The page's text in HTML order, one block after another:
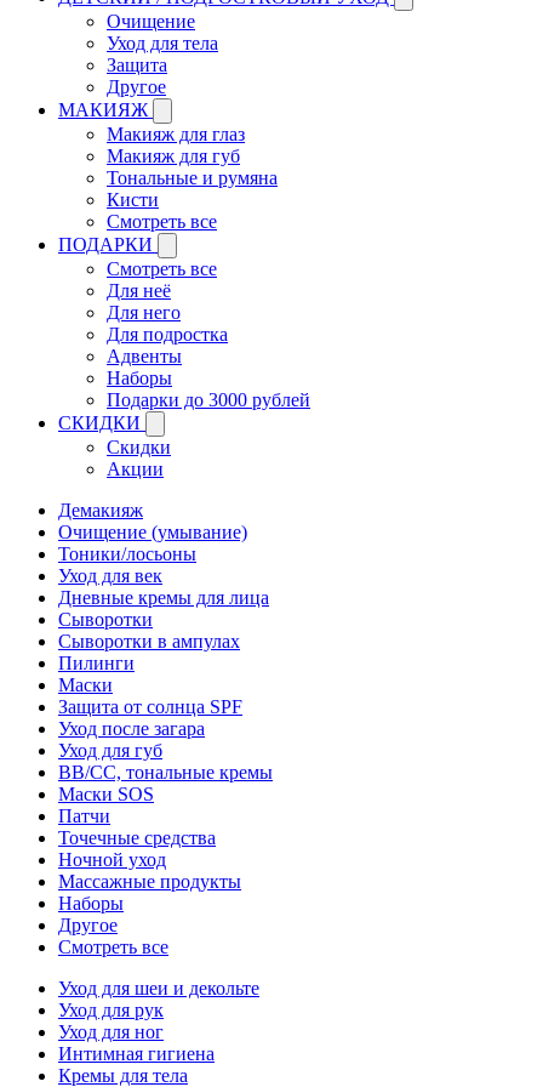
Очищение
Уход для тела
Защита
Другое
МАКИЯЖ
Макияж для глаз
Макияж для губ
Тональные и румяна
Кисти
Смотреть все
ПОДАРКИ
Смотреть все
Для неё
Для него
Для подростка
Адвенты
Наборы
Подарки до 3000 рублей
СКИДКИ
Скидки
Акции
Демакияж
Очищение (умывание)
Тоники/лосьоны
Уход для век
Дневные кремы для лица
Сыворотки
Сыворотки в ампулах
Пилинги
Маски
Защита от солнца SPF
Уход после загара
Уход для губ
BB/CC, тональные кремы
Маски SOS
Патчи
Точечные средства
Ночной уход
Массажные продукты
Наборы
Другое
Смотреть все
Уход для шеи и декольте
Уход для рук
Уход для ног
Интимная гигиена
Кремы для тела